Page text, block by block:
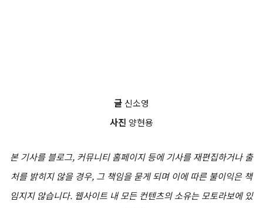
글 신소영
사진 양현용
본 기사를 블로그, 커뮤니티 홈페이지 등에 기사를 재편집하거나 출
처를 밝히지 않을 경우, 그 책임을 묻게 되며 이에 따른 불이익은 책
임지지 않습니다. 웹사이트 내 모든 컨텐츠의 소유는 모토라보에 있